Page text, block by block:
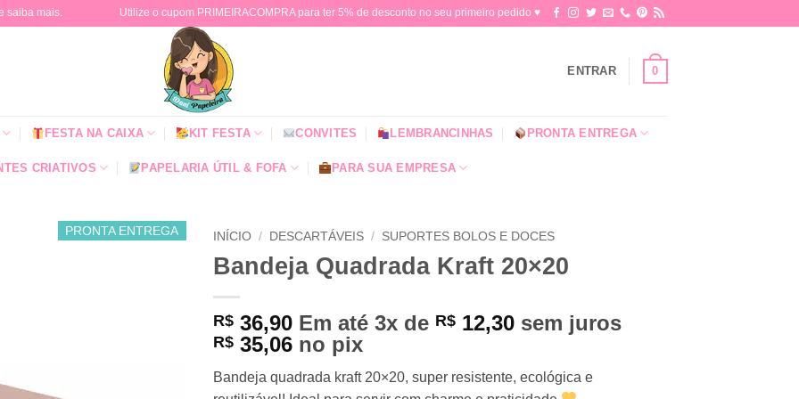
saiba mais. Utilize o cupom PRIMEIRACOMPRA para ter 5% de desconto no seu primeiro pedido ♥​
ENTRAR 0
FESTA NA CAIXA KIT FESTA CONVITES LEMBRANCINHAS PRONTA ENTREGA
CRIATIVOS PAPELARIA ÚTIL & FOFA PARA SUA EMPRESA
PRONTA ENTREGA INÍCIO / DESCARTÁVEIS / SUPORTES BOLOS E DOCES
Bandeja Quadrada Kraft 20×20
R$ 36,90 Em até 3x de R$ 12,30 sem juros
R$ 35,06 no pix
Bandeja quadrada kraft 20×20, super resistente, ecológica e